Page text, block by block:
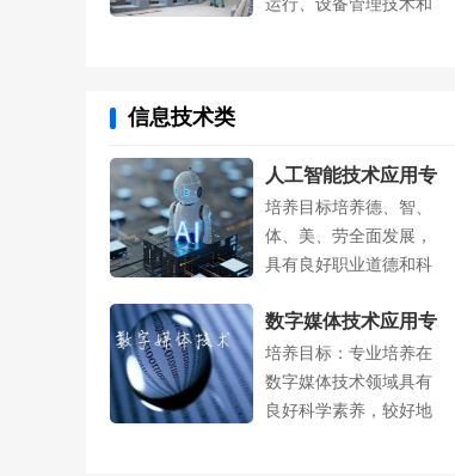
运行、设备管理技术和
信息技术类
人工智能技术应用专
业
培养目标培养德、智、
体、美、劳全面发展，
具有良好职业道德和科
数字媒体技术应用专
业
培养目标：专业培养在
数字媒体技术领域具有
良好科学素养，较好地